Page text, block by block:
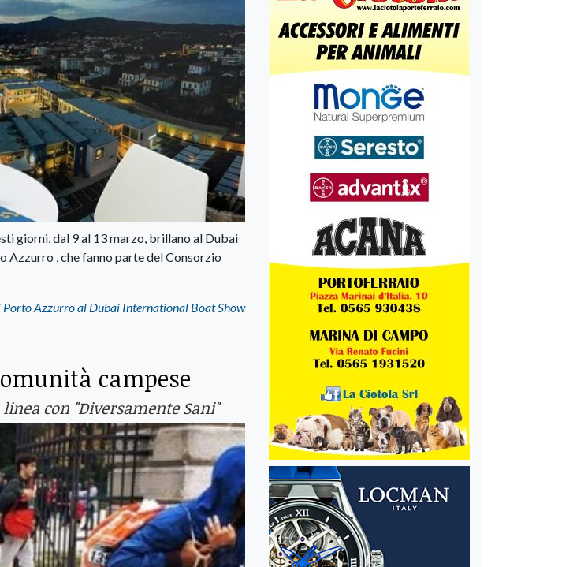
giorni, dal 9 al 13 marzo, brillano al Dubai
Azzurro , che fanno parte del Consorzio
Azzurro al Dubai International Boat Show
campese
con "Diversamente Sani"